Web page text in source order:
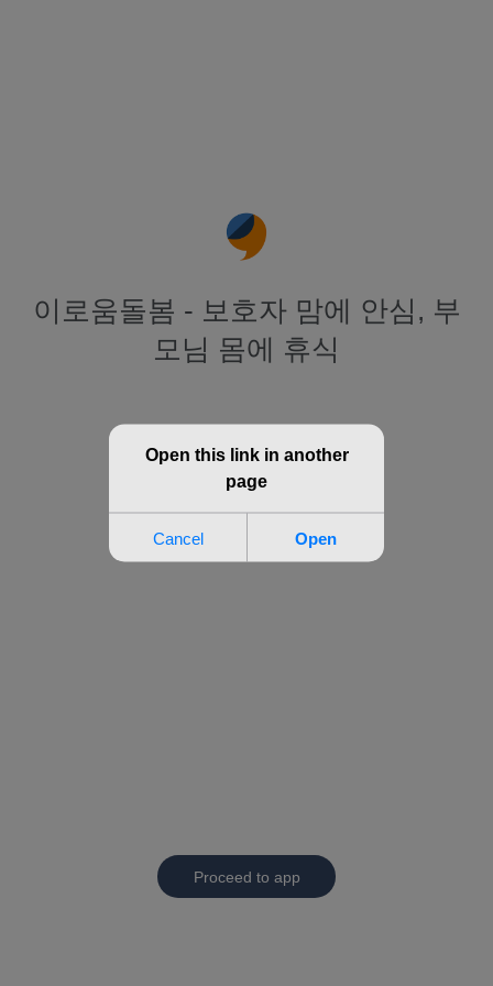
이로움돌봄 - 보호자 맘에 안심, 부
모님 몸에 휴식
Proceed to app